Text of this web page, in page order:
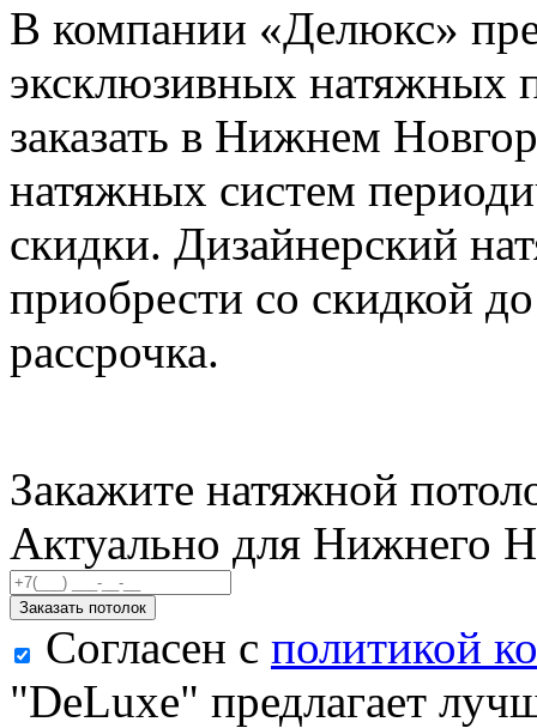
В компании «Делюкс»
эксклюзивных натяжных
заказать в Нижнем
натяжных систем
скидки. Дизайнерский
приобрести со скидкой
рассрочка.
Закажите натяжной
Актуально для Нижнего
Заказать потолок
Согласен с политикой
"DeLuxe" предлагает